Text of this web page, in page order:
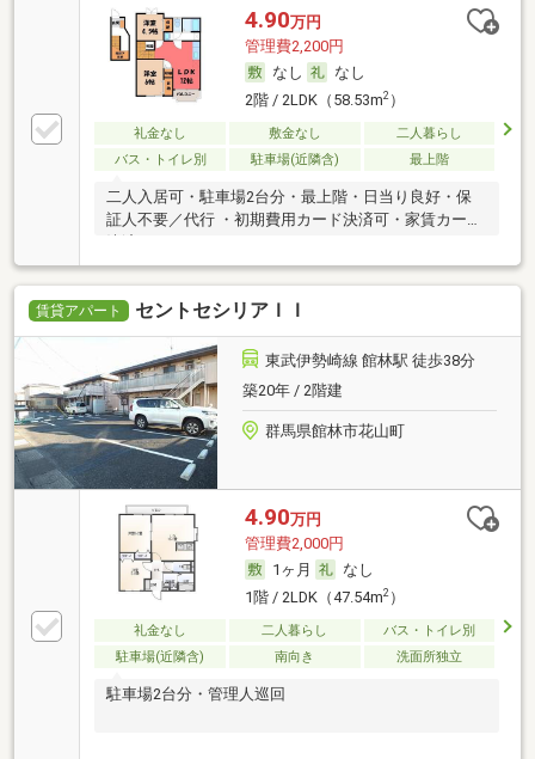
4.90万円
管理費2,200円
なし
なし
2階 / 2LDK（58.53m2）
礼金なし 敷金なし
二人暮らし
バス・トイレ別
駐車場(近隣含) 最上階
二人入居可・駐車場2台分・最上階・日当り良好・保
証人不要／代行 ・初期費用カード決済可・家賃カード
賃貸アパート セントセシリアＩＩ
東武伊勢崎線 館林駅 徒歩38分
築20年 / 2階建
群馬県館林市花山町
4.90万円
管理費2,000円
1ヶ月
なし
1階 / 2LDK（47.54m2）
礼金なし 二人暮らし
バス・トイレ別
駐車場(近隣含)
南向き 洗面所独立
駐車場2台分・管理人巡回